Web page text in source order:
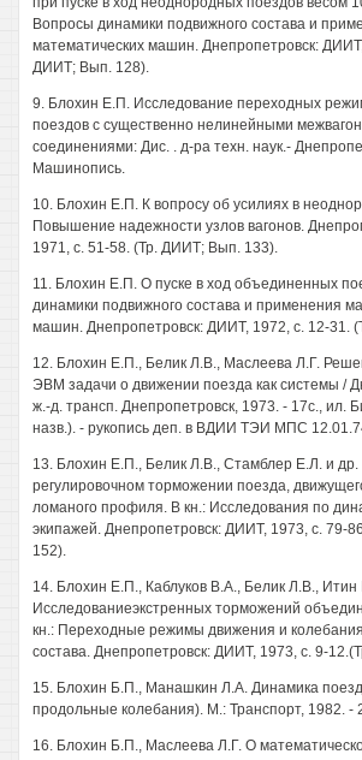
Вопросы динамики подвижного состава и
математических машин. Днепропетровск:
ДИИТ; Вып. 128).
9. Блохин Е.П. Исследование переходных
поездов с существенно нелинейными
соединениями: Дис. . д-ра техн. наук.-
Машинопись.
10. Блохин Е.П. К вопросу об усилиях в
Повышение надежности узлов вагонов.
1971, с. 51-58. (Тр. ДИИТ; Вып. 133).
11. Блохин Е.П. О пуске в ход объединенных
динамики подвижного состава и применения
машин. Днепропетровск: ДИИТ, 1972, с. 12-31.
12. Блохин Е.П., Белик Л.В., Маслеева Л.Г.
ЭВМ задачи о движении поезда как системы /
ж.-д. трансп. Днепропетровск, 1973. - 17с., ил.
назв.). - рукопись деп. в ВДИИ ТЭИ МПС
13. Блохин Е.П., Белик Л.В., Стамблер Е.Л. и др.
регулировочном торможении поезда,
ломаного профиля. В кн.: Исследования по
экипажей. Днепропетровск: ДИИТ, 1973, с. 79-
152).
14. Блохин Е.П., Каблуков В.А., Белик Л.В.,
Исследованиеэкстренных торможений
кн.: Переходные режимы движения и
состава. Днепропетровск: ДИИТ, 1973, с. 9-
15. Блохин Б.П., Манашкин Л.А. Динамика
продольные колебания). М.: Транспорт, 1982. -
16. Блохин Б.П., Маслеева Л.Г. О